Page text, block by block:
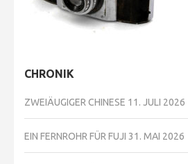
CHRONIK
ZWEIÄUGIGER CHINESE 11. JULI 2026
EIN FERNROHR FÜR FUJI 31. MAI 2026